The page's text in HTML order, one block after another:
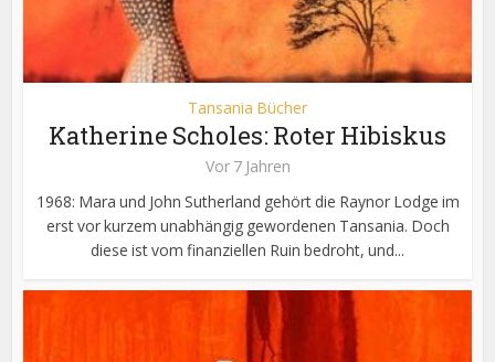
Tansania Bücher
Katherine Scholes: Roter Hibiskus
Vor 7 Jahren
1968: Mara und John Sutherland gehört die Raynor Lodge im
erst vor kurzem unabhängig gewordenen Tansania. Doch
diese ist vom finanziellen Ruin bedroht, und...